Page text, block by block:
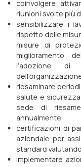
coinvolgere
riunioni svolte più
sensibilizzare i
rispetto delle
misure di
miglioramento
l’adozione di
riesaminare
salute e
sede di
annualmente.
certificazioni di
aziendale per
standard
implementare